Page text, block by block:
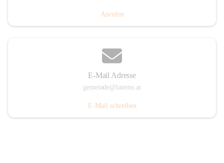
Anrufen
E-Mail Adresse
gemeinde@laterns.at
E-Mail schreiben